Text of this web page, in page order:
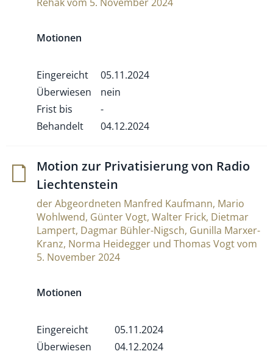
Motionen
Eingereicht
05.11.2024
Überwiesen
nein
Frist bis
-
Behandelt
04.12.2024
Motion zur Pri­va­ti­sie­rung von Radio
Liechtenstein
der Abgeordneten Manfred Kaufmann, Mario
Wohlwend, Günter Vogt, Walter Frick, Dietmar
Lampert, Dagmar Bühler-Nigsch, Gunilla Marxer-
Kranz, Norma Heidegger und Thomas Vogt vom
5. November 2024
Motionen
Eingereicht
05.11.2024
Überwiesen
04.12.2024